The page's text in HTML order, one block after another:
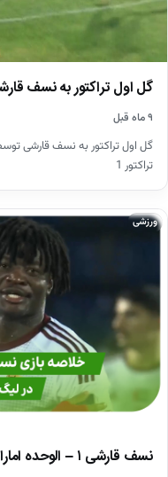
گل اول تراکتور به نسف
۹ ماه قبل
تراکتور 1
ورزشی
نسف قارشی ۱ – الوحده امارات ۲ (لیگ نخبگان آسیا)